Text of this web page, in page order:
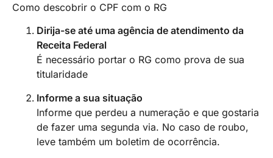
Como descobrir o CPF com o RG
Dirija-se até uma agência de atendimento da
Receita Federal
É necessário portar o RG como prova de sua
titularidade
Informe a sua situação
Informe que perdeu a numeração e que gostaria
de fazer uma segunda via. No caso de roubo,
leve também um boletim de ocorrência.